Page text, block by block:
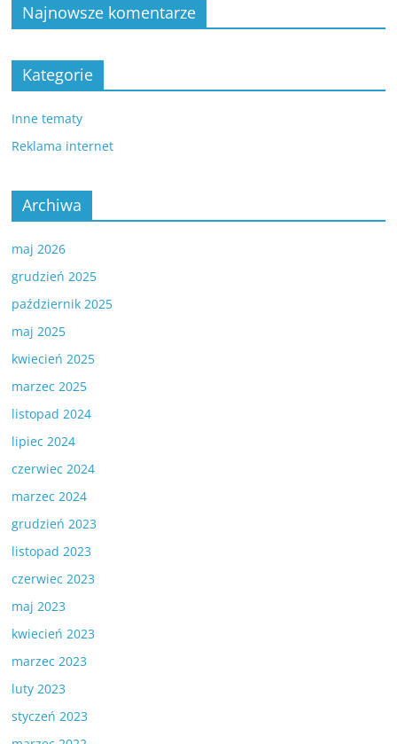
Najnowsze komentarze
Kategorie
Inne tematy
Reklama internet
Archiwa
maj 2026
grudzień 2025
październik 2025
maj 2025
kwiecień 2025
marzec 2025
listopad 2024
lipiec 2024
czerwiec 2024
marzec 2024
grudzień 2023
listopad 2023
czerwiec 2023
maj 2023
kwiecień 2023
marzec 2023
luty 2023
styczeń 2023